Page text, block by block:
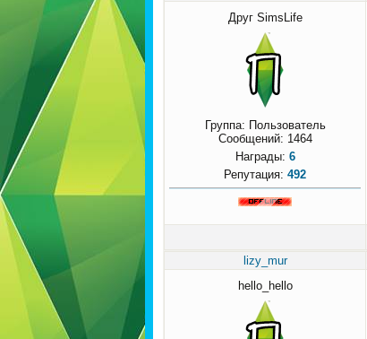
Друг SimsLife
Группа: Пользователь
Сообщений: 1464
Награды: 6
Репутация: 492
lizy_mur
hello_hello